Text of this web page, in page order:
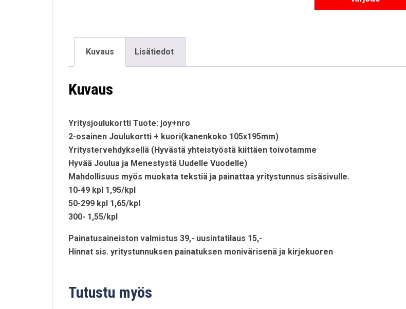
Kuvaus Lisätiedot
Kuvaus
Yritysjoulukortti Tuote: joy+nro
2-osainen Joulukortti + kuori(kanenkoko 105x195mm)
Yritystervehdyksellä (Hyvästä yhteistyöstä kiittäen toivotamme
Hyvää Joulua ja Menestystä Uudelle Vuodelle)
Mahdollisuus myös muokata tekstiä ja painattaa yritystunnus sisäsivulle.
10-49 kpl 1,95/kpl
50-299 kpl 1,65/kpl
300- 1,55/kpl
Painatusaineiston valmistus 39,- uusintatilaus 15,-
Hinnat sis. yritystunnuksen painatuksen monivärisenä ja kirjekuoren
Tutustu myös